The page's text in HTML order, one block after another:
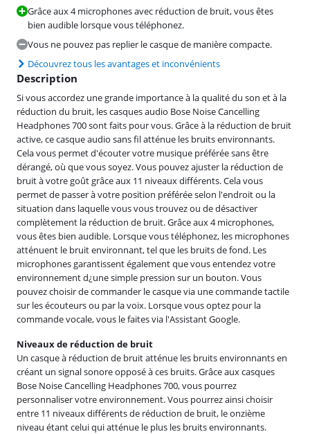
Grâce aux 4 microphones avec réduction de bruit, vous êtes
bien audible lorsque vous téléphonez.
Vous ne pouvez pas replier le casque de manière compacte.
Découvrez tous les avantages et inconvénients
Description
Si vous accordez une grande importance à la qualité du son et à la
réduction du bruit, les casques audio Bose Noise Cancelling
Headphones 700 sont faits pour vous. Grâce à la réduction de bruit
active, ce casque audio sans fil atténue les bruits environnants.
Cela vous permet d'écouter votre musique préférée sans être
dérangé, où que vous soyez. Vous pouvez ajuster la réduction de
bruit à votre goût grâce aux 11 niveaux différents. Cela vous
permet de passer à votre position préférée selon l'endroit ou la
situation dans laquelle vous vous trouvez ou de désactiver
complètement la réduction de bruit. Grâce aux 4 microphones,
vous êtes bien audible. Lorsque vous téléphonez, les microphones
atténuent le bruit environnant, tel que les bruits de fond. Les
microphones garantissent également que vous entendez votre
environnement d¿une simple pression sur un bouton. Vous
pouvez choisir de commander le casque via une commande tactile
sur les écouteurs ou par la voix. Lorsque vous optez pour la
commande vocale, vous le faites via l'Assistant Google.
Niveaux de réduction de bruit
Un casque à réduction de bruit atténue les bruits environnants en
créant un signal sonore opposé à ces bruits. Grâce aux casques
Bose Noise Cancelling Headphones 700, vous pourrez
personnaliser votre environnement. Vous pourrez ainsi choisir
entre 11 niveaux différents de réduction de bruit, le onzième
niveau étant celui qui atténue le plus les bruits environnants.